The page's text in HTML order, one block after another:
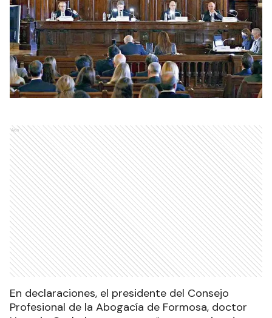
Ads
En declaraciones, el presidente del Consejo
Profesional de la Abogacía de Formosa, doctor